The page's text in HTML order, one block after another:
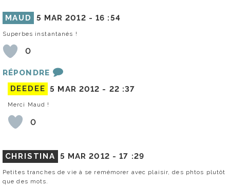
MAUD 5 MAR 2012 -16 :54
Superbes instantanés !
0
RÉPONDRE
DEEDEE 5 MAR 2012 - 22 :37
Merci Maud !
0
CHRISTINA 5 MAR 2012 -17 :29
Petites tranches de vie à se remémorer avec plaisir, des phtos plutôt
que des mots.